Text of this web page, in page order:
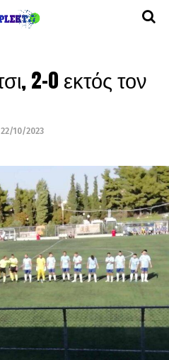
2-0 εκτός τον
22/10/2023